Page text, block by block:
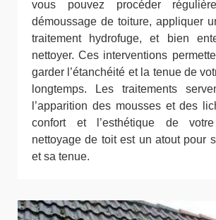
vous pouvez procéder
démoussage de toiture, appliquer
traitement hydrofuge, et bien
nettoyer. Ces interventions
garder l’étanchéité et la tenue de
longtemps. Les traitements
l’apparition des mousses et des
confort et l’esthétique de
nettoyage de toit est un atout pour
et sa tenue.